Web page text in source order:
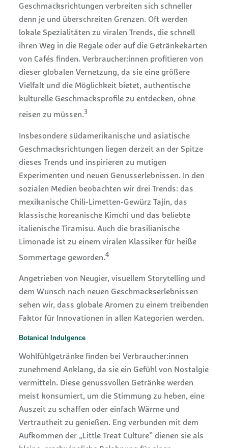
Geschmacksrichtungen verbreiten sich schneller
denn je und überschreiten Grenzen. Oft werden
lokale Spezialitäten zu viralen Trends, die schnell
ihren Weg in die Regale oder auf die Getränkekarten
von Cafés finden. Verbraucher:innen profitieren von
dieser globalen Vernetzung, da sie eine größere
Vielfalt und die Möglichkeit bietet, authentische
kulturelle Geschmacksprofile zu entdecken, ohne
reisen zu müssen.3
Insbesondere südamerikanische und asiatische
Geschmacksrichtungen liegen derzeit an der Spitze
dieses Trends und inspirieren zu mutigen
Experimenten und neuen Genusserlebnissen. In den
sozialen Medien beobachten wir drei Trends: das
mexikanische Chili-Limetten-Gewürz Tajín, das
klassische koreanische Kimchi und das beliebte
italienische Tiramisu. Auch die brasilianische
Limonade ist zu einem viralen Klassiker für heiße
Sommertage geworden.4
Angetrieben von Neugier, visuellem Storytelling und
dem Wunsch nach neuen Geschmackserlebnissen
sehen wir, dass globale Aromen zu einem treibenden
Faktor für Innovationen in allen Kategorien werden.
Botanical Indulgence
Wohlfühlgetränke finden bei Verbraucher:innen
zunehmend Anklang, da sie ein Gefühl von Nostalgie
vermitteln. Diese genussvollen Getränke werden
meist konsumiert, um die Stimmung zu heben, eine
Auszeit zu schaffen oder einfach Wärme und
Vertrautheit zu genießen. Eng verbunden mit dem
Aufkommen der „Little Treat Culture” dienen sie als